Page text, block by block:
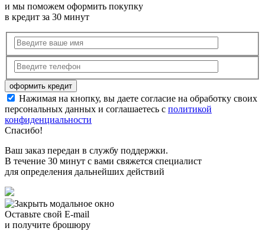
и мы поможем оформить покупку
в кредит за 30 минут
Нажимая на кнопку, вы даете согласие на обработку своих
персональных данных и соглашаетесь с политикой
конфиденциальности
Спасибо!
Ваш заказ передан в службу поддержки.
В течение 30 минут с вами свяжется специалист
для определения дальнейших действий
Оставьте свой E-mail
и получите брошюру